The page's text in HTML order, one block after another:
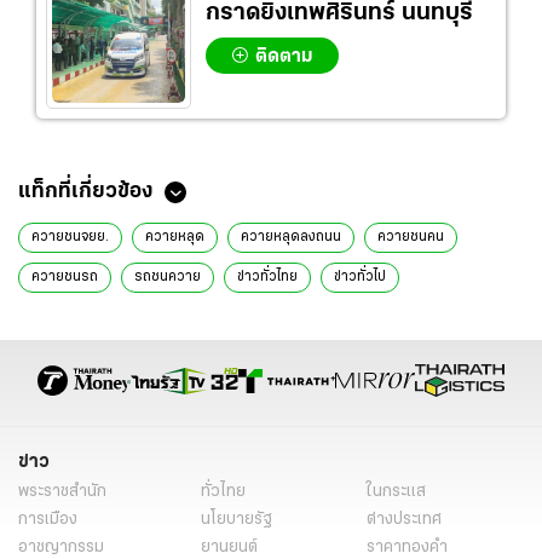
กราดยิงเทพศิรินทร์ นนทบุรี
ติดตาม
แท็กที่เกี่ยวข้อง
ควายชนจยย. ควายหลุด ควายหลุดลงถนน ควายชนคน
ควายชนรถ รถชนควาย ข่าวทั่วไทย ข่าวทั่วไป
ข่าว
พระราชสำนัก ทั่วไทย
ในกระแส
การเมือง
นโยบายรัฐ
ต่างประเทศ
อาชญากรรม
ยานยนต์
ราคาทองคำ